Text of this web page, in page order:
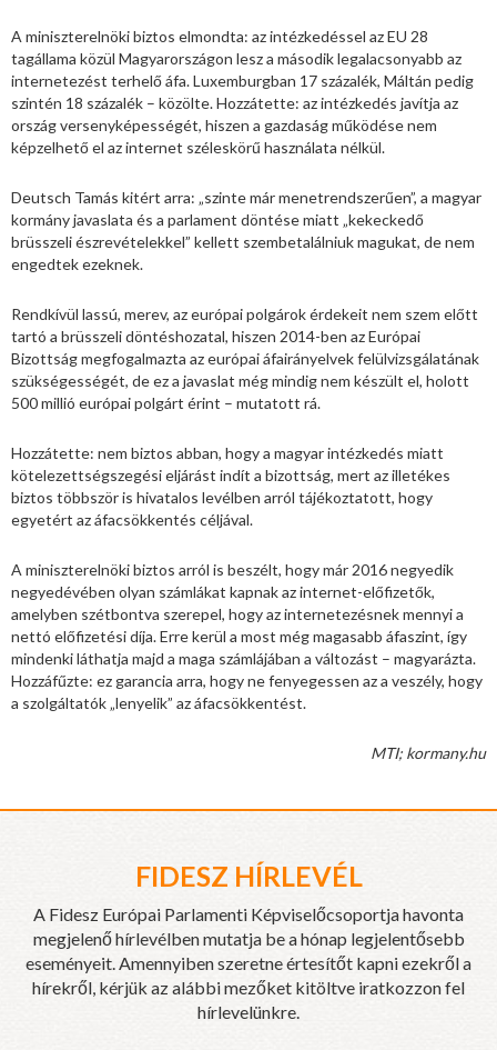
A miniszterelnöki biztos elmondta: az intézkedéssel az EU 28
tagállama közül Magyarországon lesz a második legalacsonyabb az
internetezést terhelő áfa. Luxemburgban 17 százalék, Máltán pedig
szintén 18 százalék – közölte. Hozzátette: az intézkedés javítja az
ország versenyképességét, hiszen a gazdaság működése nem
képzelhető el az internet széleskörű használata nélkül.
Deutsch Tamás kitért arra: „szinte már menetrendszerűen”, a magyar
kormány javaslata és a parlament döntése miatt „kekeckedő
brüsszeli észrevételekkel” kellett szembetalálniuk magukat, de nem
engedtek ezeknek.
Rendkívül lassú, merev, az európai polgárok érdekeit nem szem előtt
tartó a brüsszeli döntéshozatal, hiszen 2014-ben az Európai
Bizottság megfogalmazta az európai áfairányelvek felülvizsgálatának
szükségességét, de ez a javaslat még mindig nem készült el, holott
500 millió európai polgárt érint – mutatott rá.
Hozzátette: nem biztos abban, hogy a magyar intézkedés miatt
kötelezettségszegési eljárást indít a bizottság, mert az illetékes
biztos többször is hivatalos levélben arról tájékoztatott, hogy
egyetért az áfacsökkentés céljával.
A miniszterelnöki biztos arról is beszélt, hogy már 2016 negyedik
negyedévében olyan számlákat kapnak az internet-előfizetők,
amelyben szétbontva szerepel, hogy az internetezésnek mennyi a
nettó előfizetési díja. Erre kerül a most még magasabb áfaszint, így
mindenki láthatja majd a maga számlájában a változást – magyarázta.
Hozzáfűzte: ez garancia arra, hogy ne fenyegessen az a veszély, hogy
a szolgáltatók „lenyelik” az áfacsökkentést.
MTI; kormany.hu
FIDESZ HÍRLEVÉL
A Fidesz Európai Parlamenti Képviselőcsoportja havonta
megjelenő hírlevélben mutatja be a hónap legjelentősebb
eseményeit. Amennyiben szeretne értesítőt kapni ezekről a
hírekről, kérjük az alábbi mezőket kitöltve iratkozzon fel
hírlevelünkre.